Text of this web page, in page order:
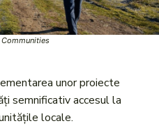
unor proiecte
semnificativ accesul la
locale.